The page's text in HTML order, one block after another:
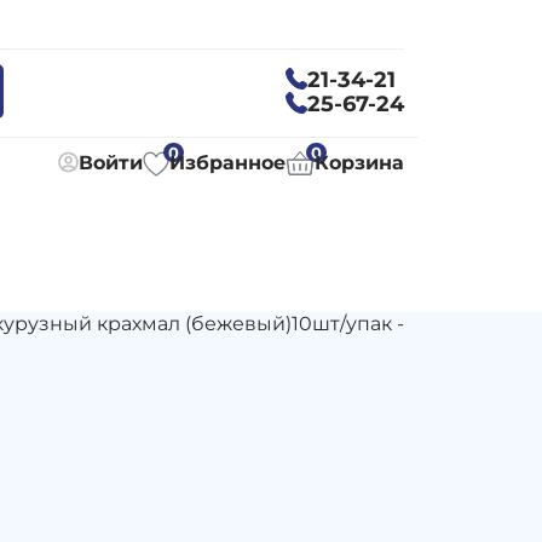
21-34-21
25-67-24
Войти 0
Избранное 0Корзина